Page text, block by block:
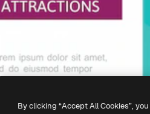
By clicking “Accept All Cookies”,